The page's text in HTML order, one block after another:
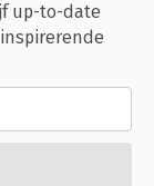
up-to-date